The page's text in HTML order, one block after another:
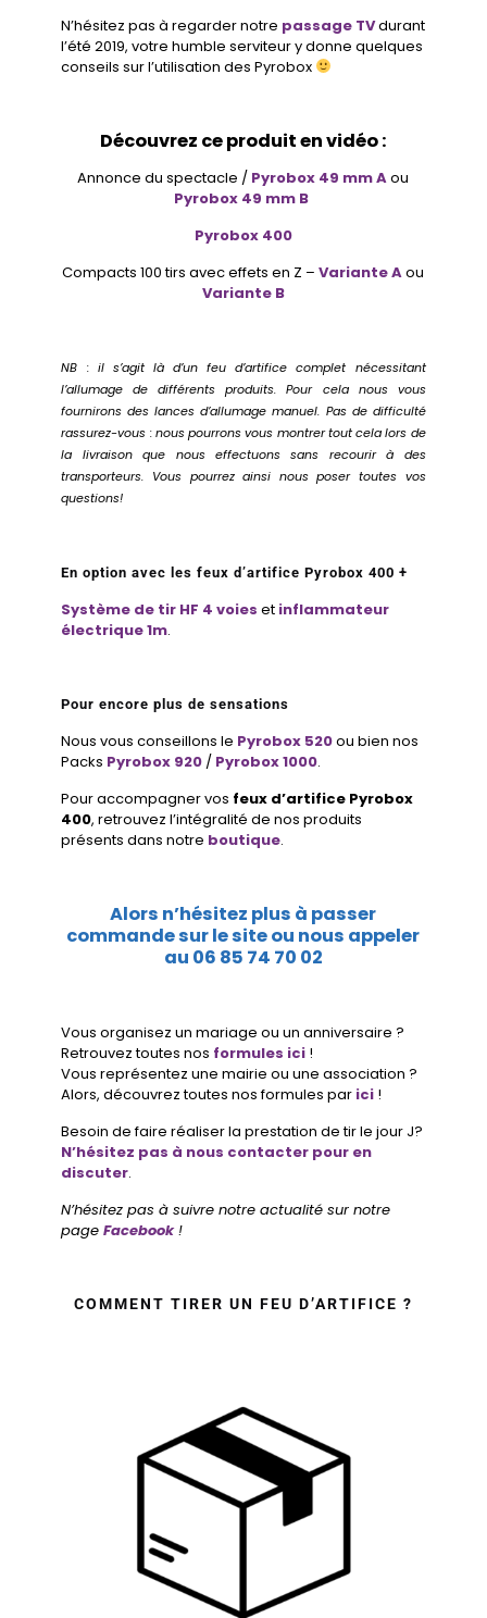
N’hésitez pas à regarder notre passage TVdurant
l’été 2019, votre humble serviteur y donne quelques
conseils sur l’utilisation des Pyrobox
Découvrez ce produit en vidéo :
Annonce du spectacle / Pyrobox 49 mm Aou
Pyrobox 49 mm B
Pyrobox 400
Compacts 100 tirs avec effets en Z –Variante Aou
Variante B
NB : il s’agit là d’un feu d’artifice complet nécessitant
l’allumage de différents produits. Pour cela nous vous
fournirons des lances d’allumage manuel. Pas de difficulté
rassurez-vous : nous pourrons vous montrer tout cela lors de
la livraison que nous effectuons sans recourir à des
transporteurs. Vous pourrez ainsi nous poser toutes vos
questions!
En option avec les feux d’artifice Pyrobox 400 +
Système de tir HF 4 voies et inflammateur
électrique 1m.
Pour encore plus de sensations
Nous vous conseillons le Pyrobox 520ou bien nos
Packs Pyrobox 920 / Pyrobox 1000.
Pour accompagner vos feux d’artifice Pyrobox
400, retrouvez l’intégralité de nos produits
présents dans notre boutique.
Alors n’hésitez plus à passer
commande sur le site ou nous appeler
au 06 85 74 70 02
Vous organisez un mariage ou un anniversaire ?
Retrouvez toutes nos formules ici !
Vous représentez une mairie ou une association ?
Alors, découvrez toutes nos formules par ici !
Besoin de faire réaliser la prestation de tir le jour J?
N’hésitez pas à nous contacter pour en
discuter.
N’hésitez pas à suivre notre actualité sur notre
pageFacebook!
COMMENT TIRER UN FEU D’ARTIFICE ?